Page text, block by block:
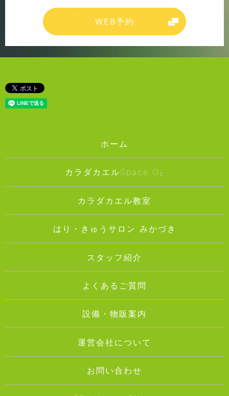
WEB予約
ホーム
カラダカエルSpace O₂
カラダカエル教室
はり・きゅうサロン みかづき
スタッフ紹介
よくあるご質問
設備・物販案内
運営会社について
お問い合わせ